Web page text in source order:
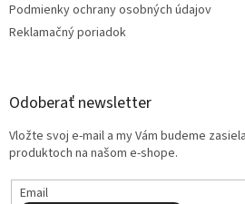
Podmienky ochrany osobných údajov
Reklamačný poriadok
Odoberať newsletter
Vložte svoj e-mail a my Vám budeme
produktoch na našom e-shope.
Email